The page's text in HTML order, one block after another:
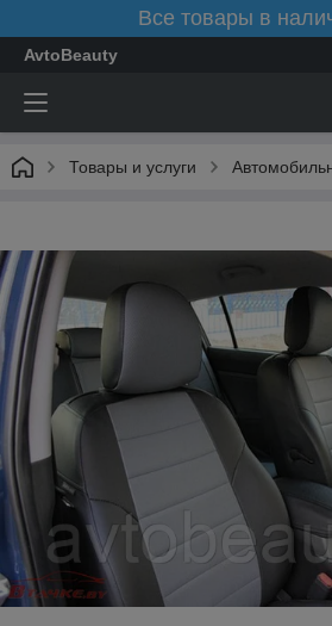
Все товары в
AvtoBeauty
Товары и услуги